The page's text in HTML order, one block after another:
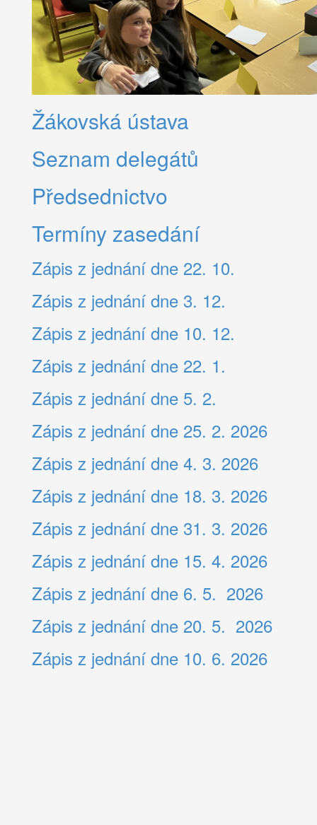
Žákovská ústava
Seznam delegátů
Předsednictvo
Termíny zasedání
Zápis z jednání dne 22. 10.
Zápis z jednání dne 3. 12.
Zápis z jednání dne 10. 12.
Zápis z jednání dne 22. 1.
Zápis z jednání dne 5. 2.
Zápis z jednání dne 25. 2. 2026
Zápis z jednání dne 4. 3. 2026
Zápis z jednání dne 18. 3. 2026
Zápis z jednání dne 31. 3. 2026
Zápis z jednání dne 15. 4. 2026
Zápis z jednání dne 6. 5. 2026
Zápis z jednání dne 20. 5. 2026
Zápis z jednání dne 10. 6. 2026